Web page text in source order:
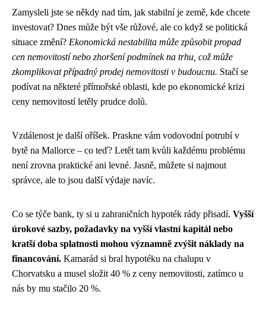
Zamysleli jste se někdy nad tím, jak stabilní je země, kde chcete
investovat? Dnes může být vše růžové, ale co když se politická
situace změní? Ekonomická nestabilita může způsobit propad
cen nemovitostí nebo zhoršení podmínek na trhu, což může
zkomplikovat případný prodej nemovitosti v budoucnu. Stačí se
podívat na některé přímořské oblasti, kde po ekonomické krizi
ceny nemovitostí letěly prudce dolů.
Vzdálenost je další oříšek. Praskne vám vodovodní potrubí v
bytě na Mallorce – co teď? Letět tam kvůli každému problému
není zrovna praktické ani levné. Jasně, můžete si najmout
správce, ale to jsou další výdaje navíc.
Co se týče bank, ty si u zahraničních hypoték rády přisadí. Vyšší
úrokové sazby, požadavky na vyšší vlastní kapitál nebo
kratší doba splatnosti mohou významně zvýšit náklady na
financování. Kamarád si bral hypotéku na chalupu v
Chorvatsku a musel složit 40 % z ceny nemovitosti, zatímco u
nás by mu stačilo 20 %.